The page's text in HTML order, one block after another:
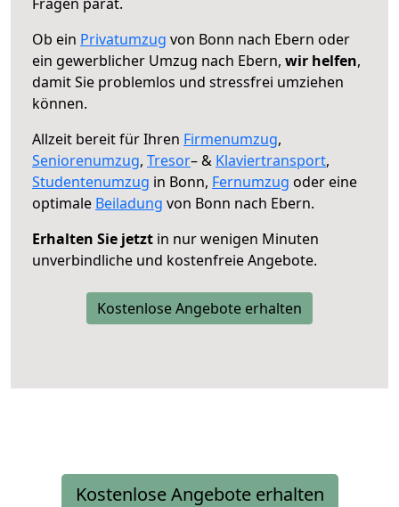
Ob ein Privatumzug von Bonn nach Ebern oder
ein gewerblicher Umzug nach Ebern, wir helfen,
damit Sie problemlos und stressfrei umziehen
können.
Allzeit bereit für Ihren Firmenumzug,
Seniorenumzug, Tresor– & Klaviertransport,
Studentenumzug in Bonn, Fernumzug oder eine
optimale Beiladung von Bonn nach Ebern.
Erhalten Sie jetzt in nur wenigen Minuten
unverbindliche und kostenfreie Angebote.
Kostenlose Angebote erhalten
Kostenlose Angebote erhalten